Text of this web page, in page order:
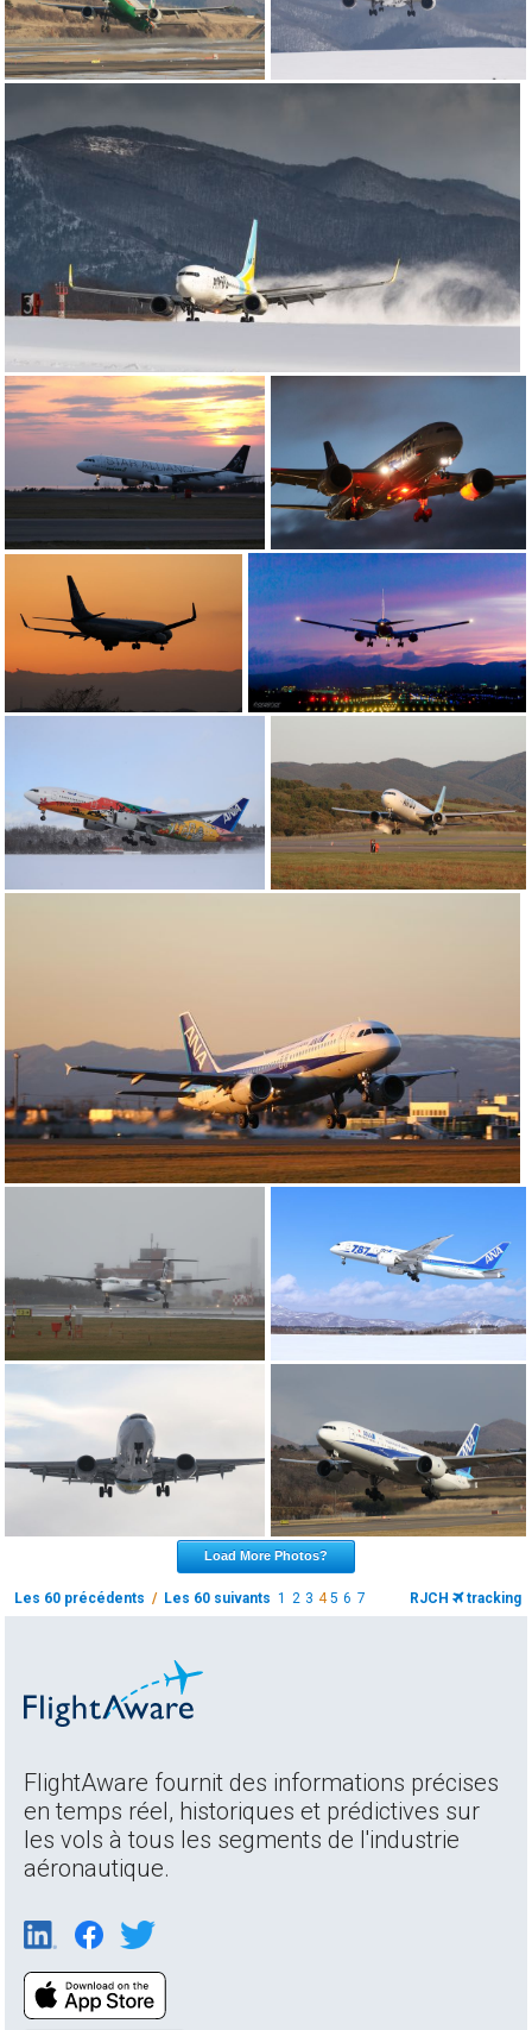
Load More Photos?
Les 60 précédents / Les 60 suivants 1 2 3 45 6 7 RJCH tracking
FlightAware fournit des informations précises
en temps réel, historiques et prédictives sur
les vols à tous les segments de l'industrie
aéronautique.